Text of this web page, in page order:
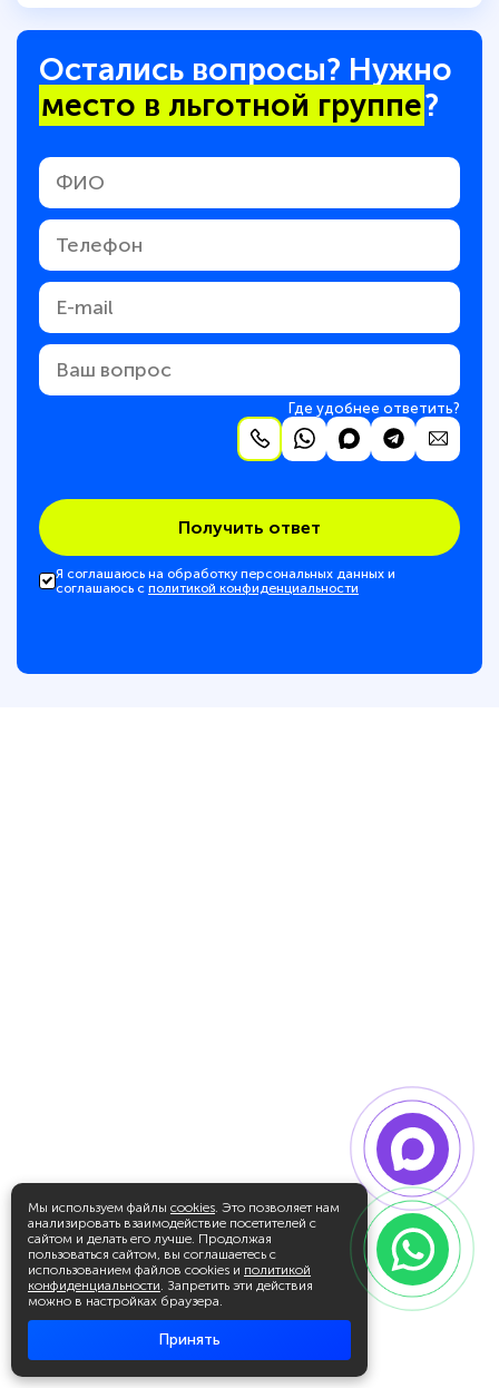
Мы используем файлы cookies. Это позволяет нам
анализировать взаимодействие посетителей с
сайтом и делать его лучше. Продолжая
пользоваться сайтом, вы соглашаетесь с
использованием файлов cookies и политикой
конфиденциальности. Запретить эти действия
можно в настройках браузера.
Принять
Остались вопросы? Нужно
место в льготной группе?
Где удобнее ответить?
Получить ответ
Я соглашаюсь на обработку персональных данных и
соглашаюсь с политикой конфиденциальности